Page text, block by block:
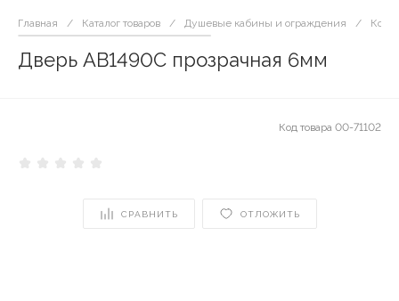
Главная / Каталог товаров / Душевые кабины и ограждения /
Дверь AB1490С прозрачная 6мм
Код товара 00-71102
СРАВНИТЬ ОТЛОЖИТЬ